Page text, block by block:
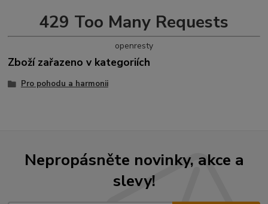
429 Too Many Requests
openresty
Zboží zařazeno v kategoriích
Pro pohodu a harmonii
Nepropásněte novinky, akce a
slevy!